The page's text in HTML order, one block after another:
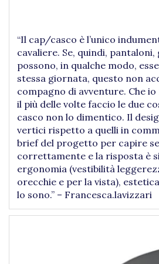
“Il cap/casco è l’unico
cavaliere. Se, quindi,
possono, in qualche modo,
stessa giornata, questo non
compagno di avventure. Che
il più delle volte faccio le due
casco non lo dimentico. Il
vertici rispetto a quelli in
brief del progetto per capire
correttamente e la risposta è
ergonomia (vestibilità
orecchie e per la vista),
lo sono.” – Francesca.lavizzari